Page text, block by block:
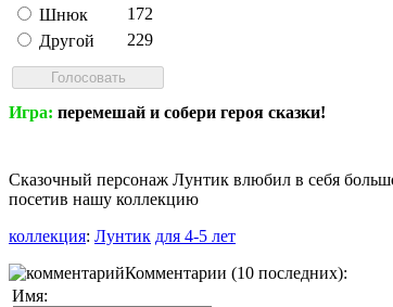
Шнюк
172
Другой
229
Игра: перемешай и собери героя сказки!
Сказочный персонаж Лунтик влюбил в себя
посетив нашу коллекцию
коллекция: Лунтик для 4-5 лет
Комментарии (10 последних):
Имя: